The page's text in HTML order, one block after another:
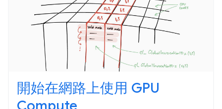
開始在網路上使用 GPU
Compute